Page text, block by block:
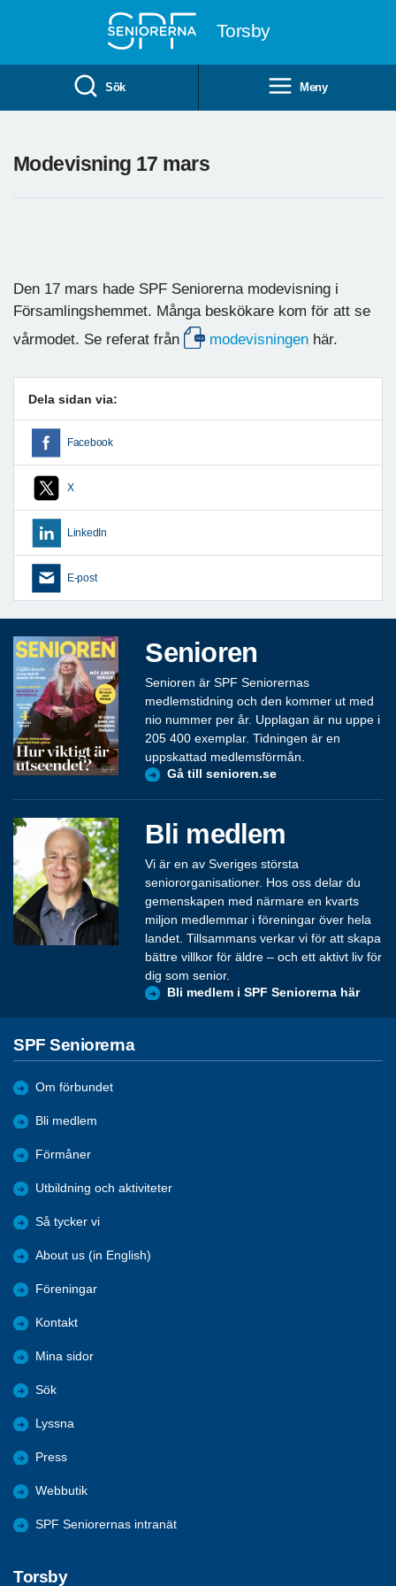
Torsby
Sök Meny
Modevisning 17 mars
Den 17 mars hade SPF Seniorerna modevisning i
Församlingshemmet. Många beskökare kom för att se
vårmodet. Se referat från
modevisningen här.
Dela sidan via:
Facebook
X
LinkedIn
E-post
Senioren
Senioren är SPF Seniorernas
medlemstidning och den kommer ut med
nio nummer per år. Upplagan är nu uppe i
205 400 exemplar. Tidningen är en
uppskattad medlemsförmån.
Gå till senioren.se
Bli medlem
Vi är en av Sveriges största
seniororganisationer. Hos oss delar du
gemenskapen med närmare en kvarts
miljon medlemmar i föreningar över hela
landet. Tillsammans verkar vi för att skapa
bättre villkor för äldre – och ett aktivt liv för
dig som senior.
Bli medlem i SPF Seniorerna här
SPF Seniorerna
Om förbundet
Bli medlem
Förmåner
Utbildning och aktiviteter
Så tycker vi
About us (in English)
Föreningar
Kontakt
Mina sidor
Sök
Lyssna
Press
Webbutik
SPF Seniorernas intranät
Torsby